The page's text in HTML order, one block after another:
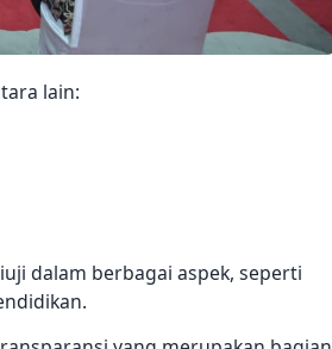
lain:
dalam berbagai aspek, seperti